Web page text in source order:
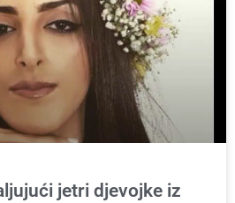
jetri djevojke iz